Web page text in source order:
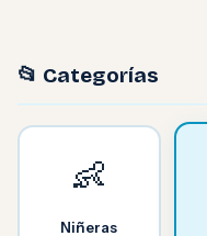
📂 Categorías
👶
Niñeras